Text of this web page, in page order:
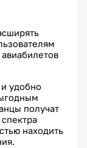
удобно
получат
находить